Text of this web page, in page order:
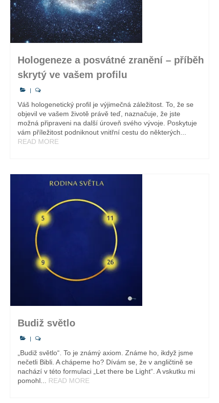
Hologeneze a posvátné zranění – příběh
skrytý ve vašem profilu
|
Váš hologenetický profil je výjimečná záležitost. To, že se
objevil ve vašem životě právě teď, naznačuje, že jste
možná připraveni na další úroveň svého vývoje. Poskytuje
vám příležitost podniknout vnitřní cestu do některých...
READ MORE
Budiž světlo
|
„Budiž světlo“. To je známý axiom. Známe ho, ikdyž jsme
nečetli Bibli. A chápeme ho? Dívám se, že v angličtině se
nachází v této formulaci „Let there be Light“. A vskutku mi
pomohl... READ MORE